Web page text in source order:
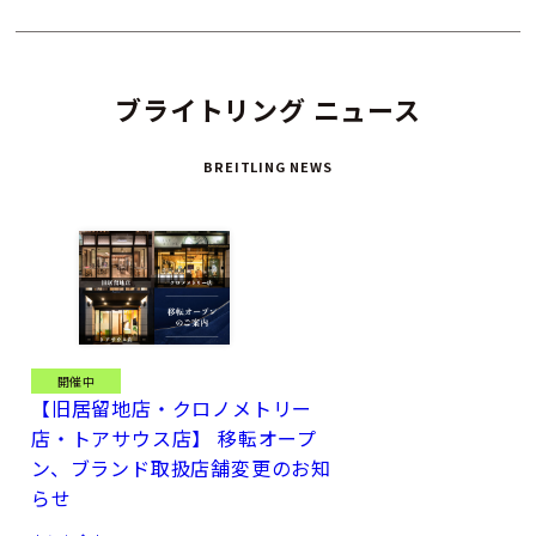
ブライトリング ニュース
BREITLING NEWS
開催中
【旧居留地店・クロノメトリー
店・トアサウス店】 移転オープ
ン、ブランド取扱店舗変更のお知
らせ